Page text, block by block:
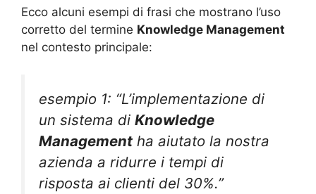
Ecco alcuni esempi di frasi che mostrano l’uso
corretto del termine Knowledge Management
nel contesto principale:
esempio 1: “L’implementazione di
un sistema di Knowledge
Management ha aiutato la nostra
azienda a ridurre i tempi di
risposta ai clienti del 30%.”